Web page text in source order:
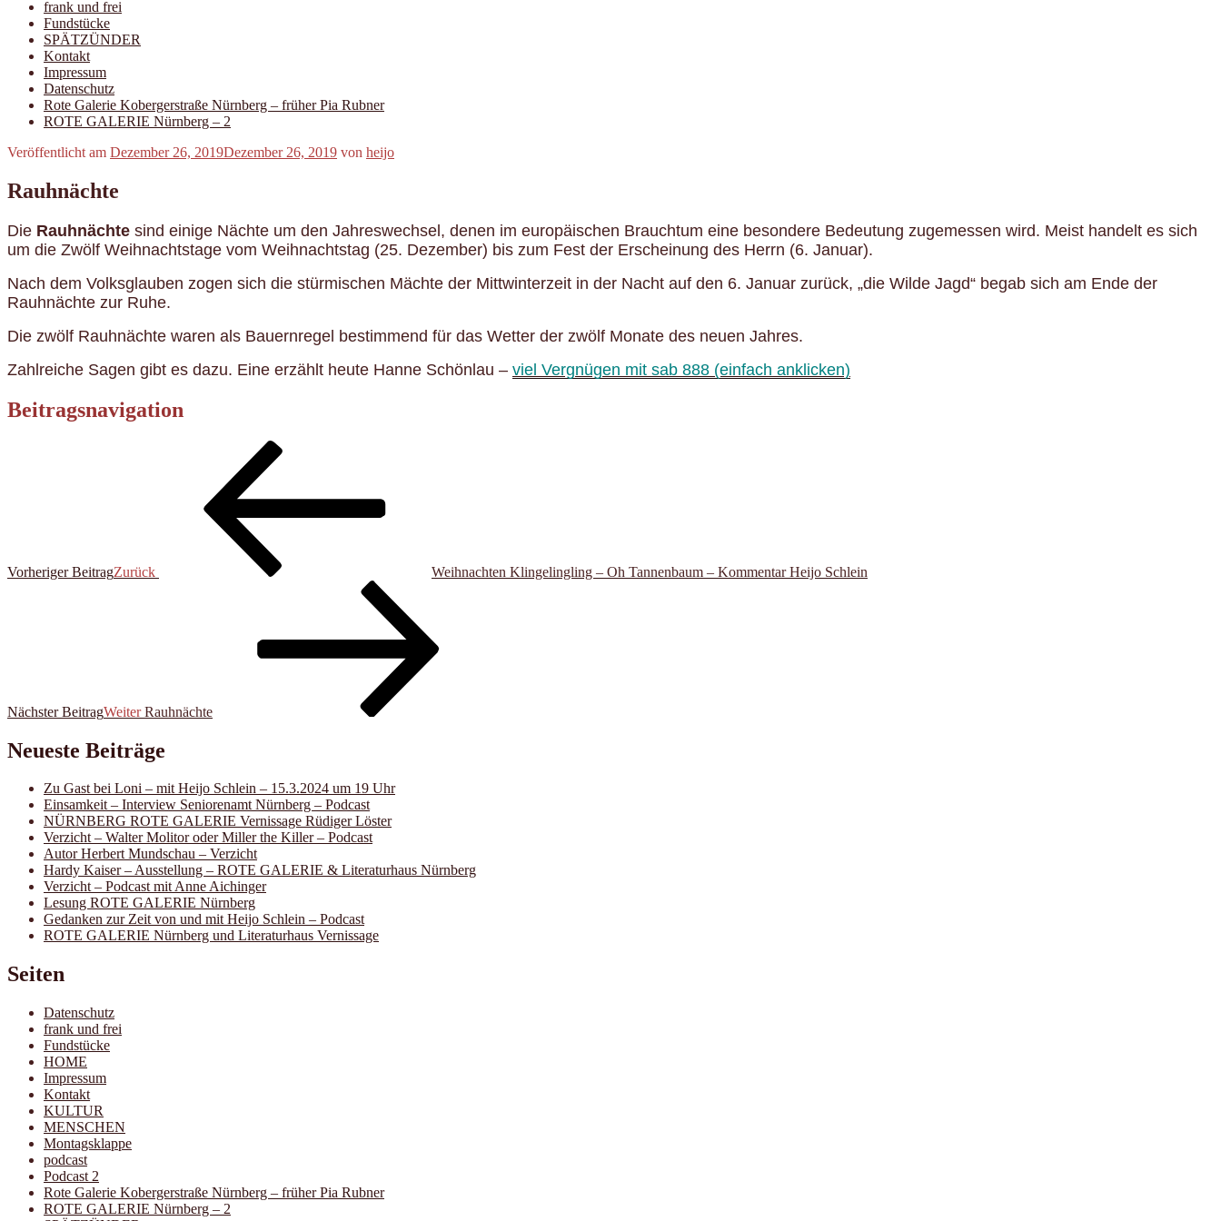
frank und frei
Fundstücke
SPÄTZÜNDER
Kontakt
Impressum
Datenschutz
Rote Galerie Kobergerstraße Nürnberg – früher Pia Rubner
ROTE GALERIE Nürnberg – 2
Veröffentlicht am Dezember 26, 2019Dezember 26, 2019 von heijo
Rauhnächte
Die Rauhnächte sind einige Nächte um den Jahreswechsel, denen im europäischen Brauchtum eine besondere Bedeutung zugemessen wird. Meist handelt es sich
um die Zwölf Weihnachtstage vom Weihnachtstag (25. Dezember) bis zum Fest der Erscheinung des Herrn (6. Januar).
Nach dem Volksglauben zogen sich die stürmischen Mächte der Mittwinterzeit in der Nacht auf den 6. Januar zurück, „die Wilde Jagd“ begab sich am Ende der
Rauhnächte zur Ruhe.
Die zwölf Rauhnächte waren als Bauernregel bestimmend für das Wetter der zwölf Monate des neuen Jahres.
Zahlreiche Sagen gibt es dazu. Eine erzählt heute Hanne Schönlau – viel Vergnügen mit sab 888 (einfach anklicken)
Beitragsnavigation
Vorheriger BeitragZurück Weihnachten Klingelingling – Oh Tannenbaum – Kommentar Heijo Schlein
Nächster BeitragWeiter Rauhnächte
Neueste Beiträge
Zu Gast bei Loni – mit Heijo Schlein – 15.3.2024 um 19 Uhr
Einsamkeit – Interview Seniorenamt Nürnberg – Podcast
NÜRNBERG ROTE GALERIE Vernissage Rüdiger Löster
Verzicht – Walter Molitor oder Miller the Killer – Podcast
Autor Herbert Mundschau – Verzicht
Hardy Kaiser – Ausstellung – ROTE GALERIE & Literaturhaus Nürnberg
Verzicht – Podcast mit Anne Aichinger
Lesung ROTE GALERIE Nürnberg
Gedanken zur Zeit von und mit Heijo Schlein – Podcast
ROTE GALERIE Nürnberg und Literaturhaus Vernissage
Seiten
Datenschutz
frank und frei
Fundstücke
HOME
Impressum
Kontakt
KULTUR
MENSCHEN
Montagsklappe
podcast
Podcast 2
Rote Galerie Kobergerstraße Nürnberg – früher Pia Rubner
ROTE GALERIE Nürnberg – 2